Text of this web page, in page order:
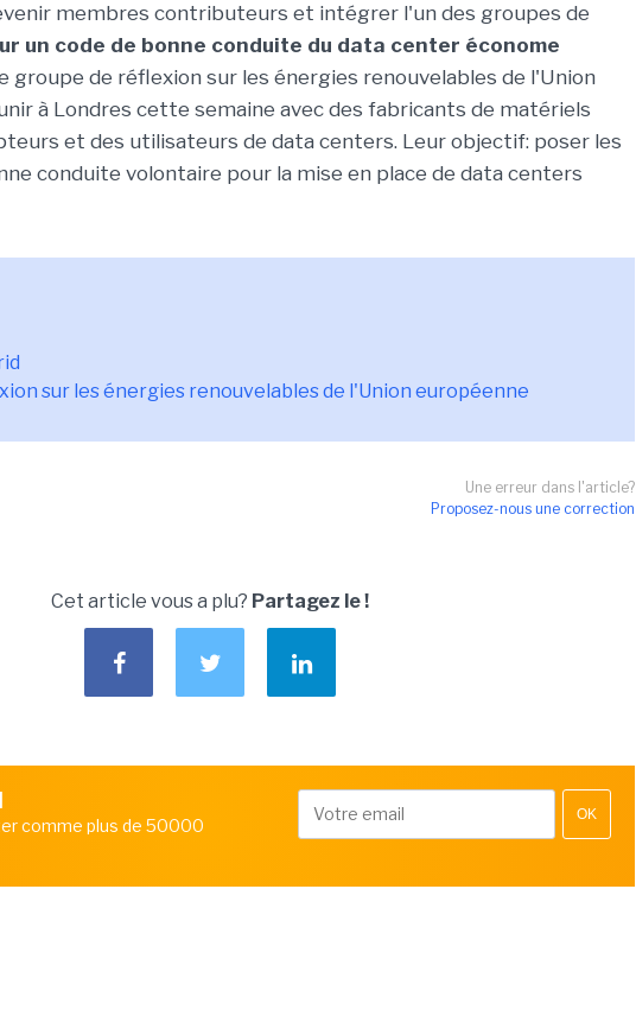
membres contributeurs et intégrer l'un des groupes de
un code de bonne conduite du data center économe
groupe de réflexion sur les énergies renouvelables de l'Union
à Londres cette semaine avec des fabricants de matériels
et des utilisateurs de data centers. Leur objectif: poser les
conduite volontaire pour la mise en place de data centers
sur les énergies renouvelables de l'Union européenne
Une erreur dans l'article?
Proposez-nous une correction
Cet article vous a plu? Partagez le !
comme plus de 50000
OK